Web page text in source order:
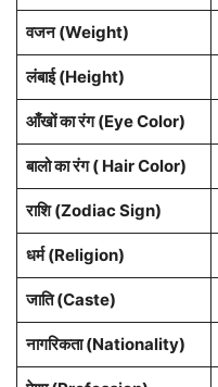
वजन (Weight)
लंबाई (Height)
आँखों का रंग (Eye Color)
बालो का रंग ( Hair Color)
राशि (Zodiac Sign)
धर्म (Religion)
जाति (Caste)
नागरिकता (Nationality)